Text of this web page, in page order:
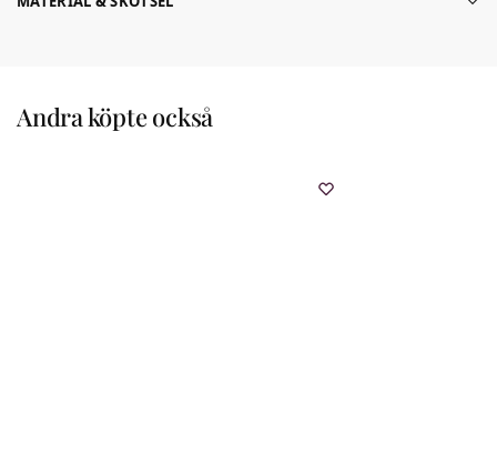
Andra köpte också